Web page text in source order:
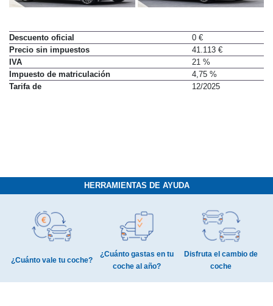
Descuento oficial
0 €
Precio sin impuestos
41.113 €
IVA
21 %
Impuesto de matriculación
4,75 %
HERRAMIENTAS DE AYUDA
¿Cuánto gastas en tu
Disfruta el cambio de